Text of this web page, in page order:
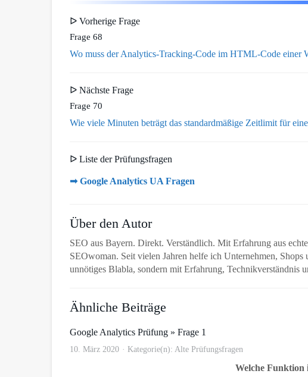
ᐅ Vorherige Frage
Frage 68
Wo muss der Analytics-Tracking-Code im HTML-Code einer
ᐅ Nächste Frage
Frage 70
Wie viele Minuten beträgt das standardmäßige Zeitlimit für
ᐅ Liste der Prüfungsfragen
➟ Google Analytics UA Fragen
Über den Autor
SEO aus Bayern. Direkt. Verständlich. Mit Erfahrung aus
SEOwoman. Seit vielen Jahren helfe ich Unternehmen,
unnötiges Blabla, sondern mit Erfahrung, Technikverständnis
Ähnliche Beiträge
Google Analytics Prüfung » Frage 1
10. März 2020 Kategorie(n): Alte Prüfungsfragen
Welche Funktion